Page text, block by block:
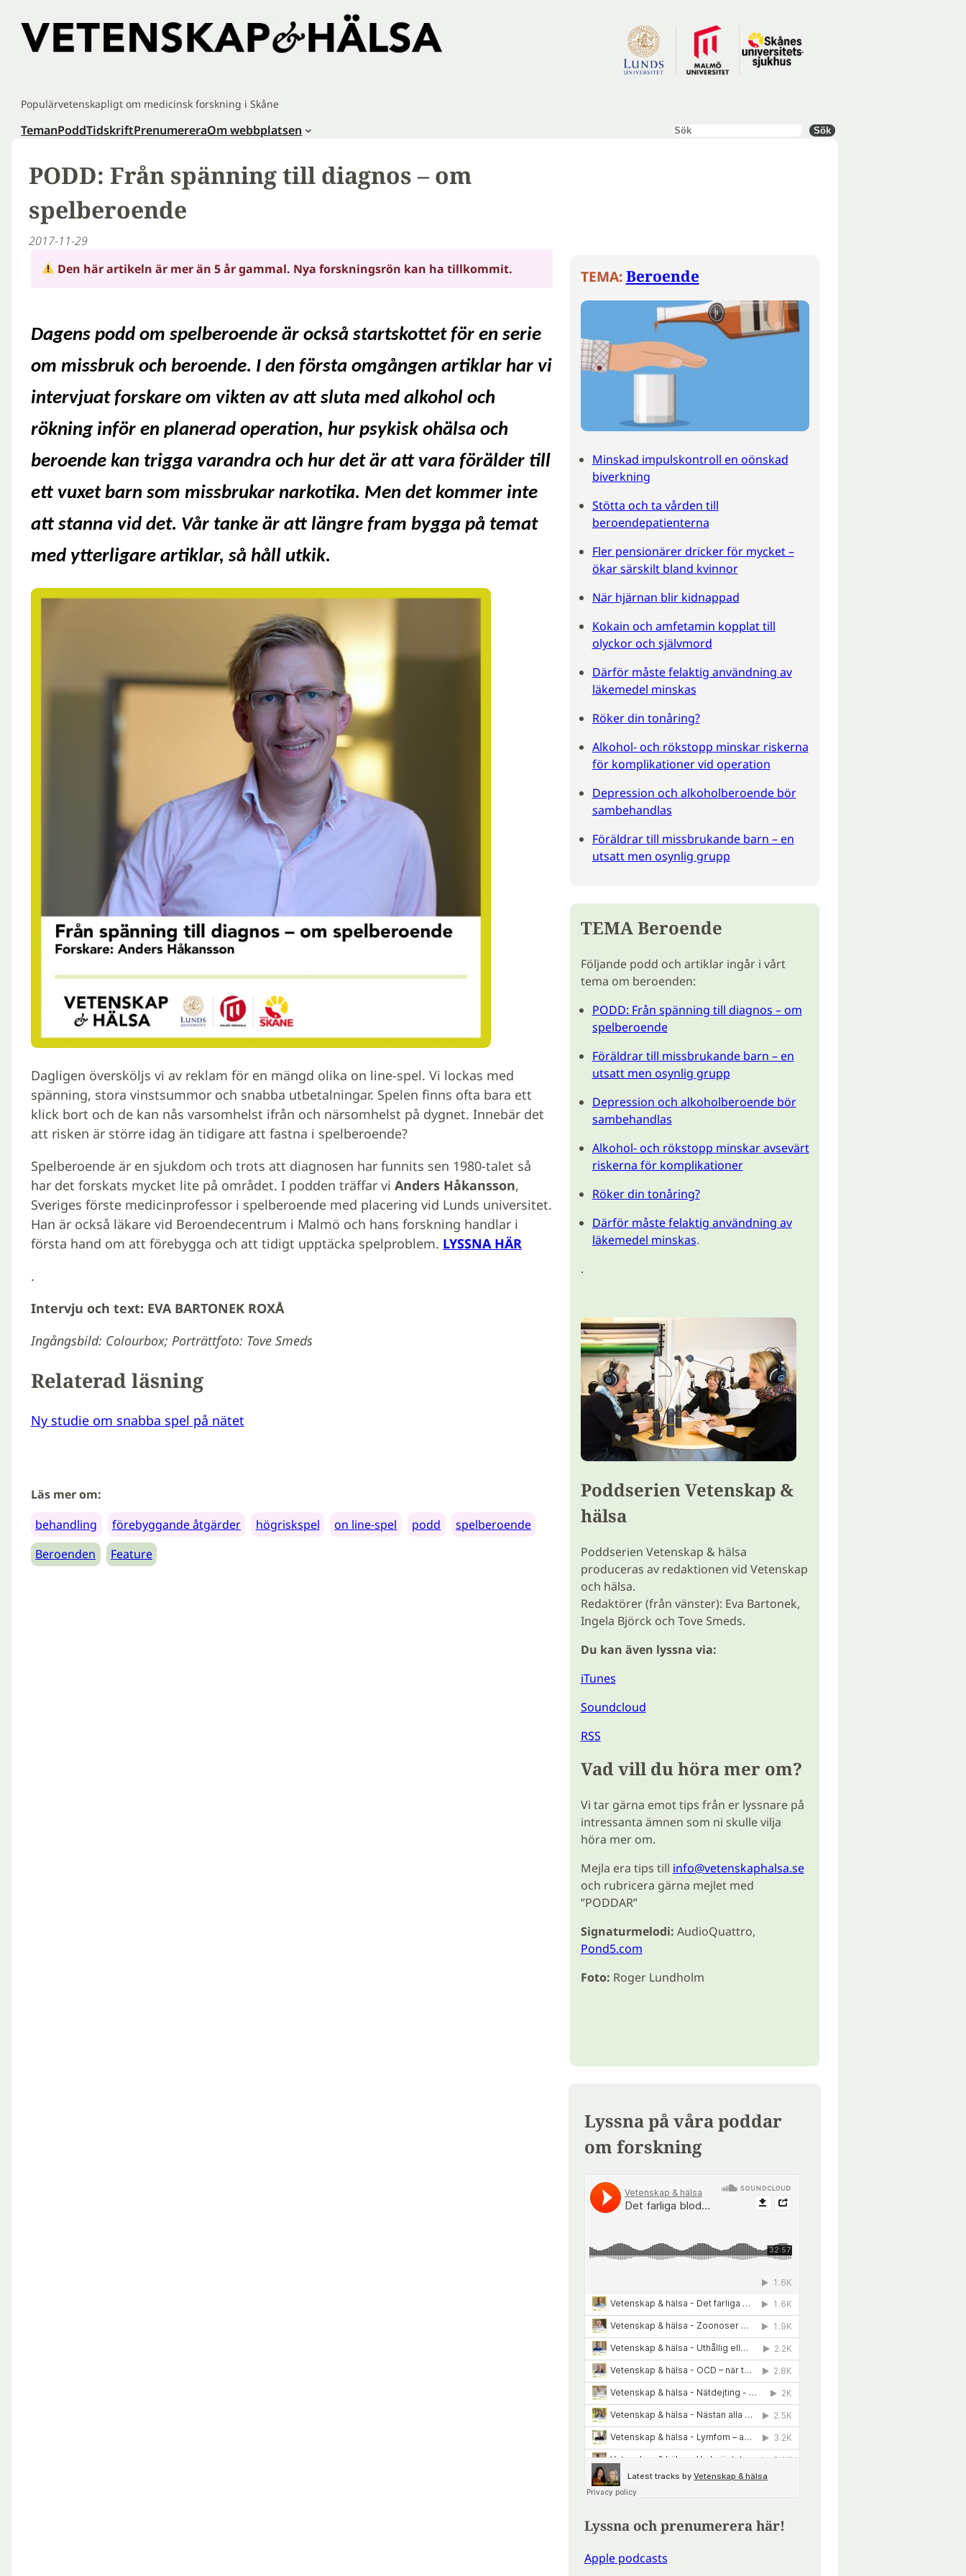
innehåll
Populärvetenskapligt om medicinsk forskning i Skåne
TemanPoddTidskriftPrenumereraOm webbplatsen Sök Sök
PODD: Från spänning till diagnos – om
spelberoende
2017-11-29
Den här artikeln är mer än 5 år gammal. Nya forskningsrön kan ha tillkommit.
Dagens podd om spelberoende är också startskottet för en serie
om missbruk och beroende. I den första omgången artiklar har vi
intervjuat forskare om vikten av att sluta med alkohol och
rökning inför en planerad operation, hur psykisk ohälsa och
beroende kan trigga varandra och hur det är att vara förälder till
ett vuxet barn som missbrukar narkotika. Men det kommer inte
att stanna vid det. Vår tanke är att längre fram bygga på temat
med ytterligare artiklar, så håll utkik.
Dagligen översköljs vi av reklam för en mängd olika on line-spel. Vi lockas med
spänning, stora vinstsummor och snabba utbetalningar. Spelen finns ofta bara ett
klick bort och de kan nås varsomhelst ifrån och närsomhelst på dygnet. Innebär det
att risken är större idag än tidigare att fastna i spelberoende?
Spelberoende är en sjukdom och trots att diagnosen har funnits sen 1980-talet så
har det forskats mycket lite på området. I podden träffar vi Anders Håkansson,
Sveriges förste medicinprofessor i spelberoende med placering vid Lunds universitet.
Han är också läkare vid Beroendecentrum i Malmö och hans forskning handlar i
första hand om att förebygga och att tidigt upptäcka spelproblem. LYSSNA HÄR
.
Intervju och text: EVA BARTONEK ROXÅ
Ingångsbild: Colourbox; Porträttfoto: Tove Smeds
Relaterad läsning
Ny studie om snabba spel på nätet
Läs mer om:
behandling
förebyggande åtgärder högriskspel on line-spel podd
spelberoende
Beroenden
Feature
TEMA: Beroende
Minskad impulskontroll en oönskad
biverkning
Stötta och ta vården till
beroendepatienterna
Fler pensionärer dricker för mycket –
ökar särskilt bland kvinnor
När hjärnan blir kidnappad
Kokain och amfetamin kopplat till
olyckor och självmord
Därför måste felaktig användning av
läkemedel minskas
Röker din tonåring?
Alkohol- och rökstopp minskar riskerna
för komplikationer vid operation
Depression och alkoholberoende bör
sambehandlas
Föräldrar till missbrukande barn – en
utsatt men osynlig grupp
TEMA Beroende
Följande podd och artiklar ingår i vårt
tema om beroenden:
PODD: Från spänning till diagnos – om
spelberoende
Föräldrar till missbrukande barn – en
utsatt men osynlig grupp
Depression och alkoholberoende bör
sambehandlas
Alkohol- och rökstopp minskar avsevärt
riskerna för komplikationer
Röker din tonåring?
Därför måste felaktig användning av
läkemedel minskas.
.
Poddserien Vetenskap &
hälsa
Poddserien Vetenskap & hälsa
produceras av redaktionen vid Vetenskap
och hälsa.
Redaktörer (från vänster): Eva Bartonek,
Ingela Björck och Tove Smeds.
Du kan även lyssna via:
iTunes
Soundcloud
RSS
Vad vill du höra mer om?
Vi tar gärna emot tips från er lyssnare på
intressanta ämnen som ni skulle vilja
höra mer om.
Mejla era tips till info@vetenskaphalsa.se
och rubricera gärna mejlet med
”PODDAR”
Signaturmelodi: AudioQuattro,
Pond5.com
Foto: Roger Lundholm
Lyssna på våra poddar
om forskning
Lyssna och prenumerera här!
Apple podcasts